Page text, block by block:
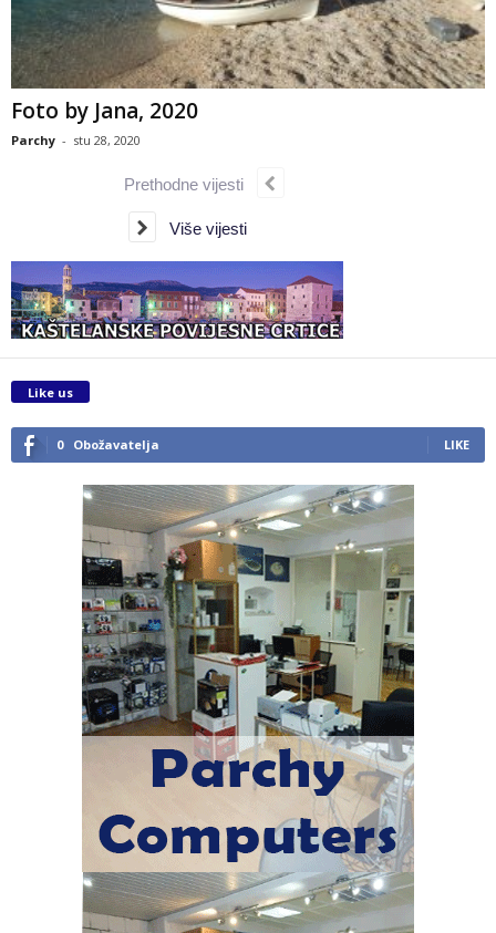
Foto by Jana, 2020
Parchy - stu 28, 2020
Prethodne vijesti
Više vijesti
Like us
0 Obožavatelja LIKE